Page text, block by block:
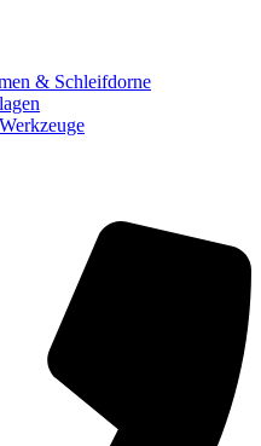
& Schleifdorne